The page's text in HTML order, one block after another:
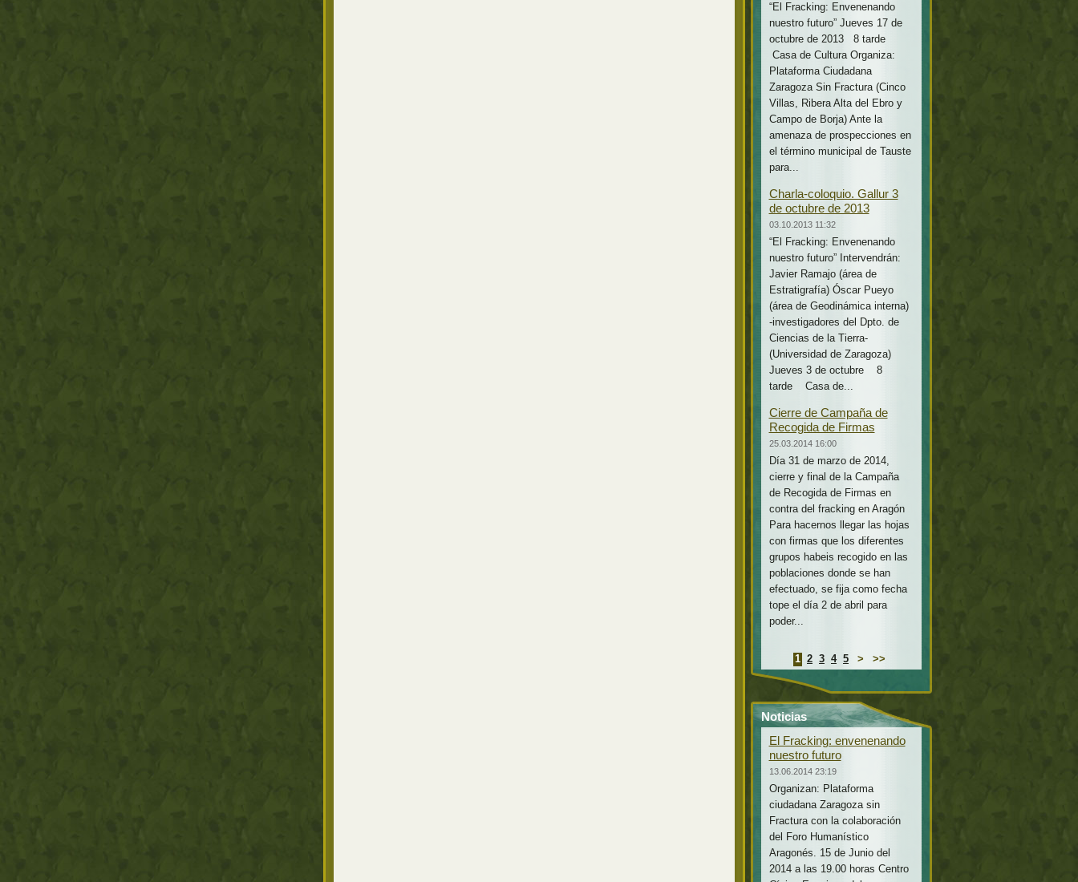
“El Fracking: Envenenando
nuestro futuro” Jueves 17 de
octubre de 2013 8 tarde
Casa de Cultura Organiza:
Plataforma Ciudadana
Zaragoza Sin Fractura (Cinco
Villas, Ribera Alta del Ebro y
Campo de Borja) Ante la
amenaza de prospecciones en
el término municipal de Tauste
para...
Charla-coloquio. Gallur 3
de octubre de 2013
03.10.2013 11:32
“El Fracking: Envenenando
nuestro futuro” Intervendrán:
Javier Ramajo (área de
Estratigrafía) Óscar Pueyo
(área de Geodinámica interna)
-investigadores del Dpto. de
Ciencias de la Tierra-
(Universidad de Zaragoza)
Jueves 3 de octubre 8
tarde Casa de...
Cierre de Campaña de
Recogida de Firmas
25.03.2014 16:00
Día 31 de marzo de 2014,
cierre y final de la Campaña
de Recogida de Firmas en
contra del fracking en Aragón
Para hacernos llegar las hojas
con firmas que los diferentes
grupos habeis recogido en las
poblaciones donde se han
efectuado, se fija como fecha
tope el día 2 de abril para
poder...
1 2 3 4 5 > >>
Noticias
El Fracking: envenenando
nuestro futuro
13.06.2014 23:19
Organizan: Plataforma
ciudadana Zaragoza sin
Fractura con la colaboración
del Foro Humanístico
Aragonés. 15 de Junio del
2014 a las 19.00 horas Centro